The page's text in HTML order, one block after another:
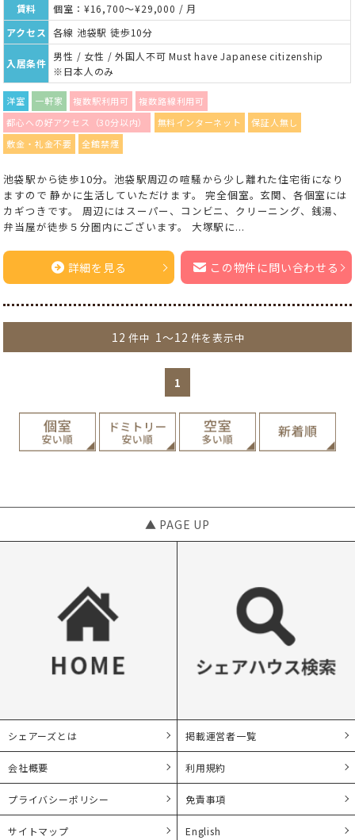
賃料
個室：¥16,700～¥29,000 / 月
アクセス
各線 池袋駅 徒歩10分
入居条件
男性 / 女性 / 外国人不可 Must have Japanese citizenship
※日本人のみ
洋室 一軒家 複数駅利用可
複数路線利用可
都心への好アクセス（30分以内）
無料インターネット
保証人無し
敷金・礼金不要
全館禁煙
池袋駅から徒歩10分。池袋駅周辺の喧騒から少し離れた住宅街になり
ますので 静かに生活していただけます。 完全個室。玄関、各個室には
カギつきです。 周辺にはスーパー、コンビニ、クリーニング、銭湯、
弁当屋が徒歩５分圏内にございます。 大塚駅に...
詳細を見る この物件に問い合わせる
12 件中 1～12 件を表示中
1
▲ PAGE UP
シェアーズとは 掲載運営者一覧
会社概要 利用規約
プライバシーポリシー 免責事項
サイトマップ English